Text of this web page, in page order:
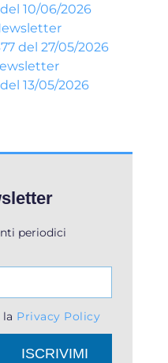
10/06/2026
del 27/05/2026
13/05/2026
periodici
Privacy Policy
ISCRIVIMI